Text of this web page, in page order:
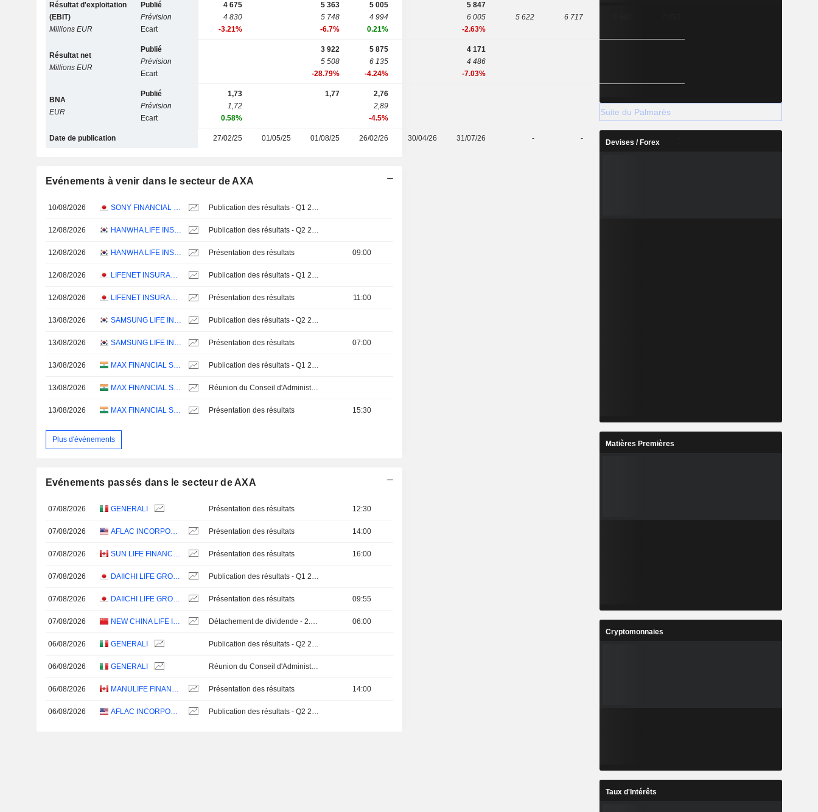
Résultat d'exploitation
(EBIT)
Millions EUR
Publié
Prévision
Ecart
4 675
4 830
-3.21%
5 363
5 748
-6.7%
5 005
4 994
0.21%
5 847
6 005
-2.63%
5 622 6 717
Résultat net
Millions EUR
Publié
Prévision
Ecart
3 922
5 508
-28.79%
5 875
6 135
-4.24%
4 171
4 486
-7.03%
BNA
EUR
Publié
Prévision
Ecart
1,73
1,72
0.58%
1,77
2,76
2,89
-4.5%
Date de publication 27/02/25 01/05/25 01/08/25 26/02/26 30/04/26 31/07/26 - -
Evénements à venir dans le secteur de AXA
10/08/2026 SONY FINANCIAL GROUP INC. Publication des résultats - Q1 2027
12/08/2026 HANWHA LIFE INSURANCE CO., LTD. Publication des résultats - Q2 2026
12/08/2026 HANWHA LIFE INSURANCE CO., LTD. Présentation des résultats 09:00
12/08/2026 LIFENET INSURANCE COMPANY Publication des résultats - Q1 2027
12/08/2026 LIFENET INSURANCE COMPANY Présentation des résultats 11:00
13/08/2026 SAMSUNG LIFE INSURANCE CO., LTD. Publication des résultats - Q2 2026
13/08/2026 SAMSUNG LIFE INSURANCE CO., LTD. Présentation des résultats 07:00
13/08/2026 MAX FINANCIAL SERVICES LIMITED Publication des résultats - Q1 2027
13/08/2026 MAX FINANCIAL SERVICES LIMITED Réunion du Conseil d'Administration
13/08/2026 MAX FINANCIAL SERVICES LIMITED Présentation des résultats 15:30
Plus d'événements
Evénements passés dans le secteur de AXA
07/08/2026 GENERALI Présentation des résultats 12:30
07/08/2026 Présentation des résultats 14:00
07/08/2026 Présentation des résultats 16:00
07/08/2026
07/08/2026 Présentation des résultats 09:55
07/08/2026 06:00
06/08/2026 GENERALI
06/08/2026 GENERALI
06/08/2026 Présentation des résultats 14:00
06/08/2026
Suite du Palmarès
Devises / Forex
Matières Premières
Cryptomonnaies
Taux d'Intérêts